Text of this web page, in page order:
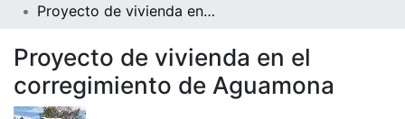
Proyecto de vivienda en el corregimiento de Aguamona
Proyecto de vivienda en el
corregimiento de Aguamona